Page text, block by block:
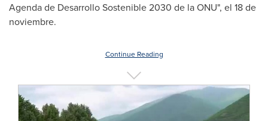
Agenda de Desarrollo Sostenible 2030 de la ONU", el 18 de
noviembre.
Continue Reading